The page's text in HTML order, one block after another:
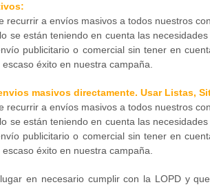
recurrir a envíos masivos a todos nuestros
se están teniendo en cuenta las
publicitario o comercial sin tener en
éxito en nuestra campaña.
masivos directamente. Usar Listas,
recurrir a envíos masivos a todos nuestros
se están teniendo en cuenta las
publicitario o comercial sin tener en
éxito en nuestra campaña.
en necesario cumplir con la LOPD y